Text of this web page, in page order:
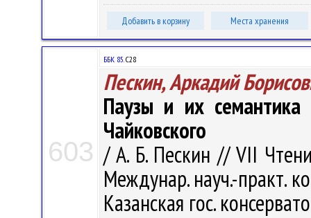
Добавить в корзину Места хранения
603
ББК 85.С28
Пескин, Аркадий
Паузы и их
Чайковского
/ А. Б. Пескин // VII
Междунар. науч.-практ.
Казанская гос.